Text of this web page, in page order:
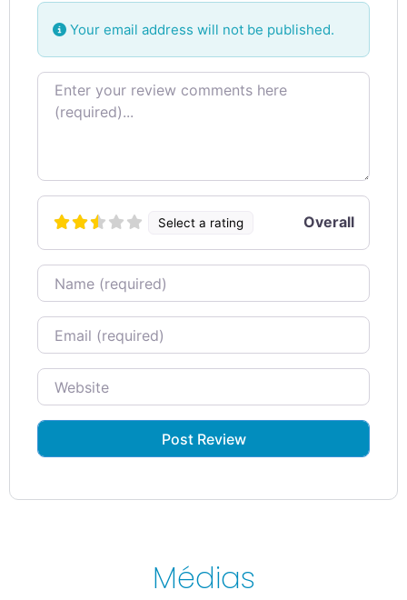
Your email address will not be published.
Review text
Select a rating Overall
Name
Email
Website
Médias